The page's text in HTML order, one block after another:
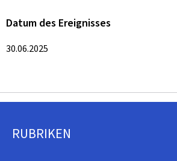
Datum des Ereignisses
30.06.2025
Footer
RUBRIKEN